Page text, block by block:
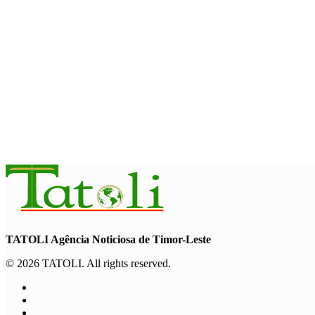
TATOLI Agência Noticiosa de Timor-Leste
© 2026 TATOLI. All rights reserved.